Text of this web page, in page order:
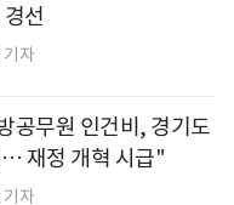
선
기자
공무원 인건비, 경기도
재정 개혁 시급"
기자